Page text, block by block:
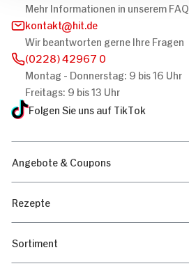
Mehr Informationen in unserem FAQ
kontakt
hit.de
Wir beantworten gerne Ihre Fragen
(0228) 42967 0
Montag - Donnerstag: 9 bis 16 Uhr
Freitags: 9 bis 13 Uhr
Folgen Sie uns auf TikTok
Angebote & Coupons
Rezepte
Sortiment